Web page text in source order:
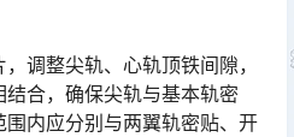
调整尖轨、心轨顶铁间隙，
合，确保尖轨与基本轨密
内应分别与两翼轨密贴、开